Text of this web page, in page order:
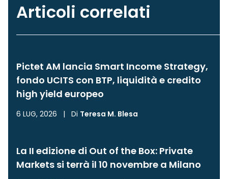
Articoli correlati
Pictet AM lancia Smart Income Strategy,
fondo UCITS con BTP, liquidità e credito
high yield europeo
6 LUG, 2026 | Di Teresa M. Blesa
La II edizione di Out of the Box: Private
Markets si terrà il 10 novembre a Milano